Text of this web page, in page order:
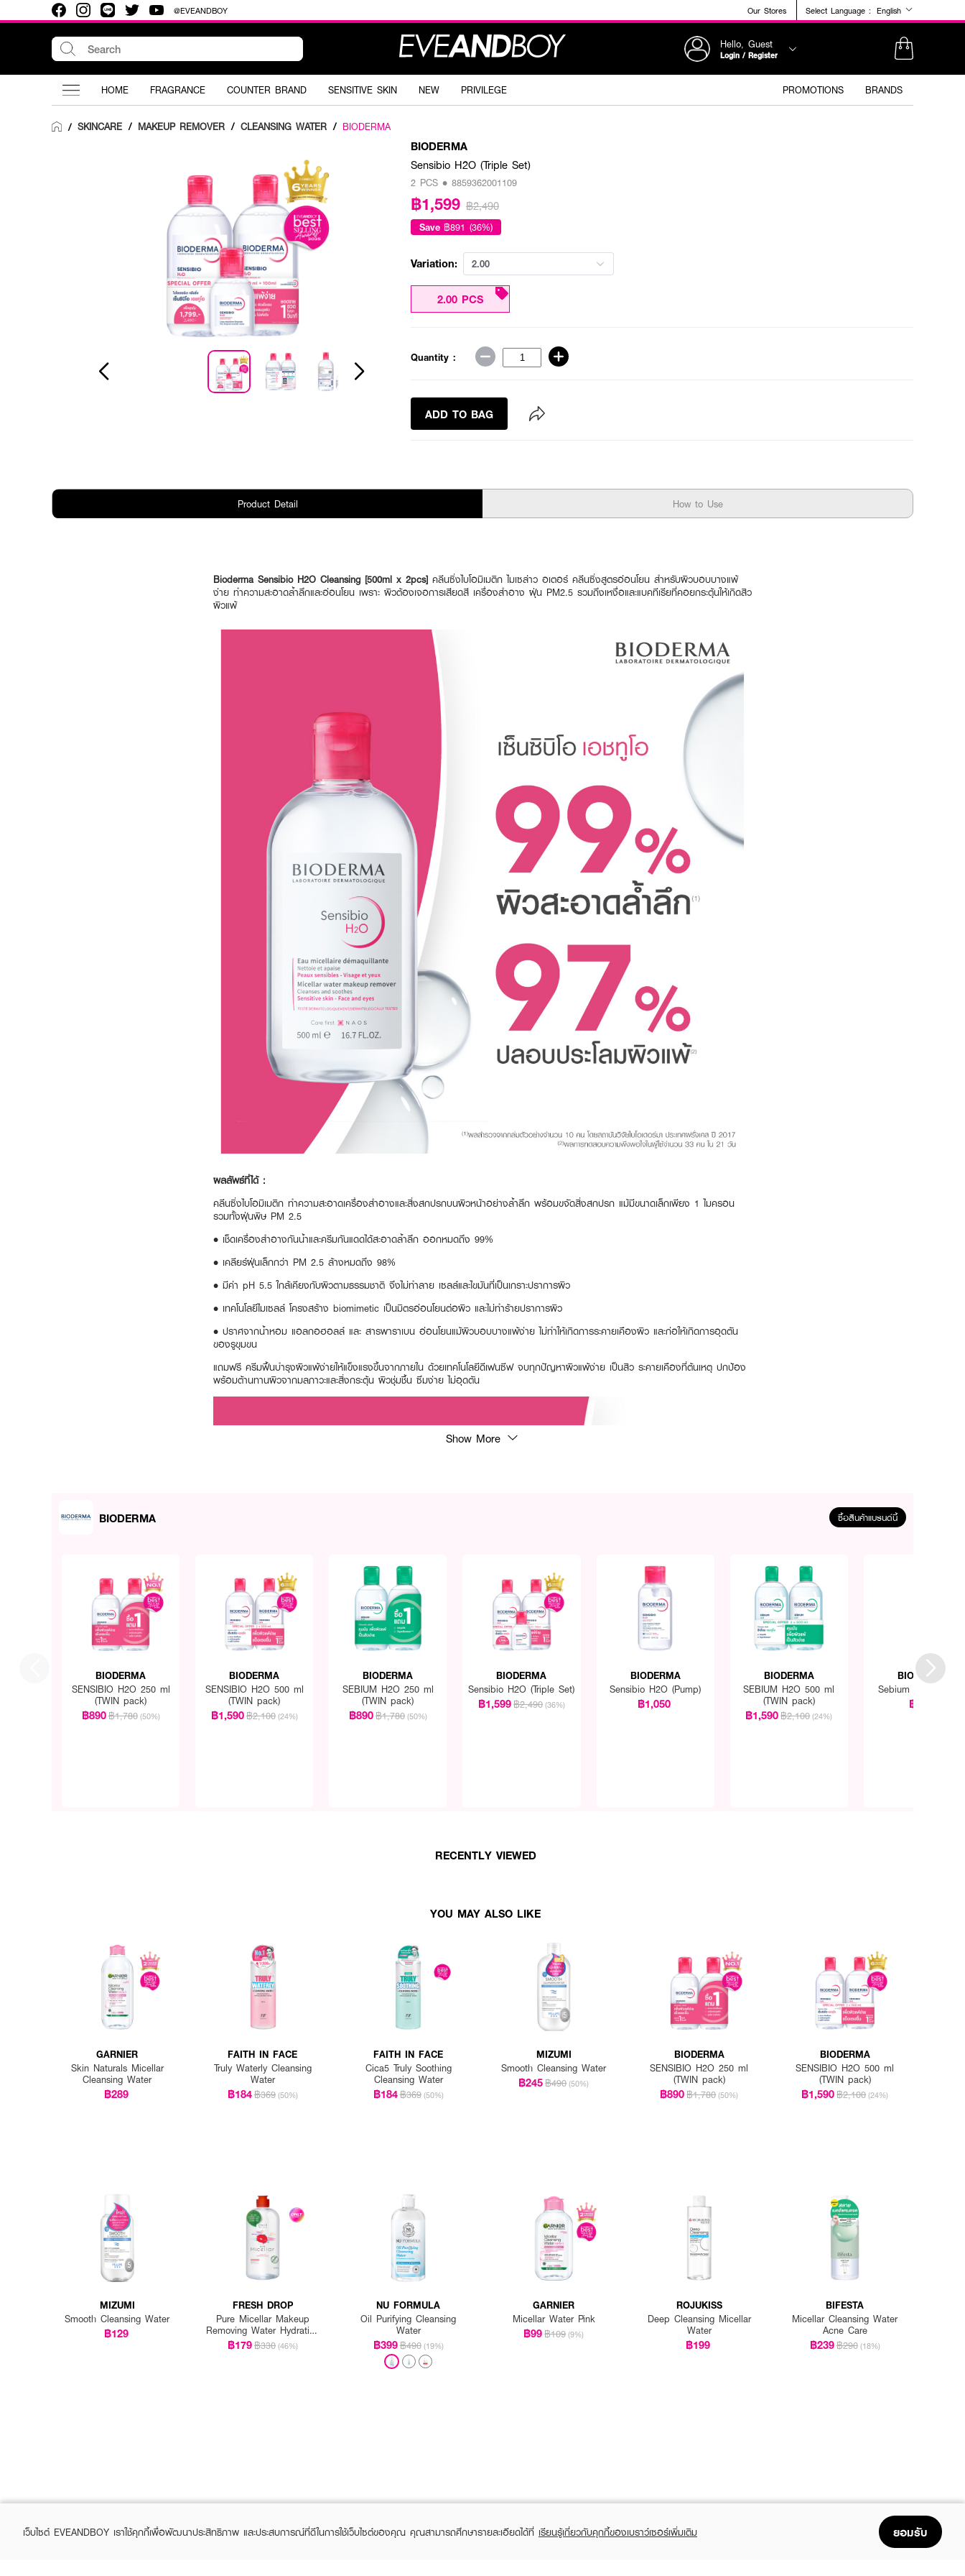
@EVEANDBOY Our Stores Select Language : English
Hello, Guest
Login / Register
HOME FRAGRANCE COUNTER BRAND SENSITIVE SKIN NEW PRIVILEGE PROMOTIONS BRANDS
/ SKINCARE / MAKEUP REMOVER / CLEANSING WATER / BIODERMA
BIODERMA
Sensibio H2O (Triple Set)
2 PCS • 8859362001109
฿1,599 ฿2,490
Save ฿891 (36%)
Variation: 2.00
2.00 PCS
Quantity :
ADD TO BAG
Product Detail How to Use
Bioderma Sensibio H2O Cleansing [500ml x 2pcs] คลีนซิ่งไบโอมิเมติก ไมเซล่าว อเตอร์ คลีนซิ่งสูตรอ่อนโยน สำหรับผิวบอบบางแพ้
ง่าย ทำความสะอาดล้ำลึกและอ่อนโยน เพราะ ผิวต้องเจอการเสียดสี เครื่องสำอาง ฝุ่น PM2.5 รวมถึงเหงื่อและแบคทีเรียที่คอยกระตุ้นให้เกิดสิว
ผิวแพ้
ผลลัพธ์ที่ได้ :
คลีนซิ่งไบโอมิเมติก ทำความสะอาดเครื่องสำอางและสิ่งสกปรกบนผิวหน้าอย่างล้ำลึก พร้อมขจัดสิ่งสกปรก แม้มีขนาดเล็กเพียง 1 ไมครอน
รวมทั้งฝุ่นพิษ PM 2.5
• เช็ดเครื่องสำอางกันน้ำและครีมกันแดดได้สะอาดล้ำลึก ออกหมดถึง 99%
• เคลียร์ฝุ่นเล็กกว่า PM 2.5 ล้างหมดถึง 98%
• มีค่า pH 5.5 ใกล้เคียงกับผิวตามธรรมชาติ จึงไม่ทำลาย เซลล์และไขมันที่เป็นเกราะปราการผิว
• เทคโนโลยีไมเซลล์ โครงสร้าง biomimetic เป็นมิตรอ่อนโยนต่อผิว และไม่ทำร้ายปราการผิว
• ปราศจากน้ำหอม แอลกอฮอลล์ และ สารพาราเบน อ่อนโยนแม้ผิวบอบบางแพ้ง่าย ไม่ทำให้เกิดการระคายเคืองผิว และก่อให้เกิดการอุดตัน
ของรูขุมขน
แถมฟรี ครีมฟื้นบำรุงผิวแพ้ง่ายให้แข็งแรงขึ้นจากภายใน ด้วยเทคโนโลยีดีเฟนซีฟ จบทุกปัญหาผิวแพ้ง่าย เป็นสิว ระคายเคืองที่ต้นเหตุ ปกป้อง
พร้อมต้านทานผิวจากมลภาวะและสิ่งกระตุ้น ผิวชุ่มชื้น ซึมง่าย ไม่อุดตัน
How To Use :
เท Bioderma Sensibio H2O ลงบนสำลี เช็ดทำความสะอาดผิวหน้าและรอบดวงตา เช็ดทำความสะอาดจนสำลีสะอาด โดยไม่ต้องล้างออก
Show More
BIODERMA ซื้อสินค้าแบรนด์นี้
BIODERMA
SENSIBIO H2O 250 ml
(TWIN pack)
฿890฿1,780 (50%)
BIODERMA
SENSIBIO H2O 500 ml
(TWIN pack)
฿1,590฿2,100 (24%)
BIODERMA
SEBIUM H2O 250 ml
(TWIN pack)
฿890฿1,780 (50%)
BIODERMA
Sensibio H2O (Triple Set)
฿1,599฿2,490 (36%)
BIODERMA
Sensibio H2O (Pump)
฿1,050
BIODERMA
SEBIUM H2O 500 ml
(TWIN pack)
฿1,590฿2,100 (24%)
BIODERMA
Sebium Pore
฿940
RECENTLY VIEWED
YOU MAY ALSO LIKE
GARNIER
Skin Naturals Micellar
Cleansing Water
฿289
FAITH IN FACE
Truly Waterly Cleansing
Water
฿184฿369 (50%)
FAITH IN FACE
Cica5 Truly Soothing
Cleansing Water
฿184฿369 (50%)
MIZUMI
Smooth Cleansing Water
฿245฿490 (50%)
BIODERMA
SENSIBIO H2O 250 ml
(TWIN pack)
฿890฿1,780 (50%)
BIODERMA
SENSIBIO H2O 500 ml
(TWIN pack)
฿1,590฿2,100 (24%)
MIZUMI
Smooth Cleansing Water
฿129
FRESH DROP
Pure Micellar Makeup
Removing Water Hydrating
Formula
฿179฿330 (46%)
NU FORMULA
Oil Purifying Cleansing
Water
฿399฿490 (19%)
GARNIER
Micellar Water Pink
฿99฿109 (9%)
ROJUKISS
Deep Cleansing Micellar
Water
฿199
BIFESTA
Micellar Cleansing Water
Acne Care
฿239฿290 (18%)
เว็บไซต์ EVEANDBOY เราใช้คุกกี้เพื่อพัฒนาประสิทธิภาพ และประสบการณ์ที่ดีในการใช้เว็บไซต์ของคุณ คุณสามารถศึกษารายละเอียดได้ที่ เรียนรู้เกี่ยวกับคุกกี้ของเบราว์เซอร์เพิ่มเติม ยอมรับ